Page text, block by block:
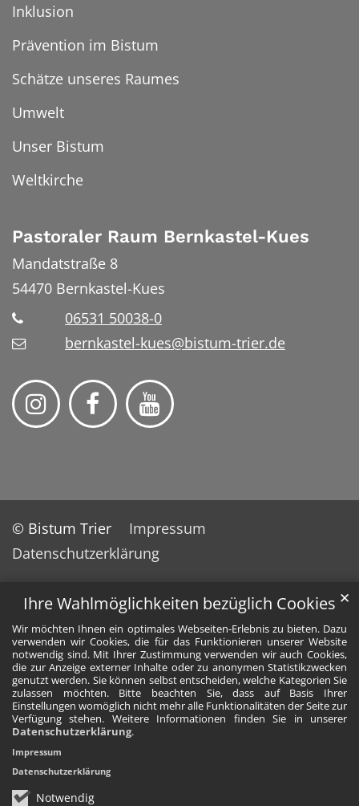
Ihre Wahlmöglichkeiten bezüglich Cookies
Wir möchten Ihnen ein optimales Webseiten-Erlebnis zu bieten. Dazu
verwenden wir Cookies, die für das Funktionieren unserer Website
notwendig sind. Mit Ihrer Zustimmung verwenden wir auch Cookies,
die zur Anzeige externer Inhalte oder zu anonymen Statistikzwecken
genutzt werden. Sie können selbst entscheiden, welche Kategorien Sie
zulassen möchten. Bitte beachten Sie, dass auf Basis Ihrer
Einstellungen womöglich nicht mehr alle Funktionalitäten der Seite zur
Verfügung stehen. Weitere Informationen finden Sie in unserer
Datenschutzerklärung.
Notwendig
✕
Impressum
Datenschutzerklärung
Inklusion
Prävention im Bistum
Schätze unseres Raumes
Umwelt
Unser Bistum
Weltkirche
Pastoraler Raum Bernkastel-Kues
Mandatstraße 8
54470 Bernkastel-Kues
06531 50038-0
bernkastel-kues@bistum-trier.de
© Bistum Trier
Impressum
Datenschutzerklärung